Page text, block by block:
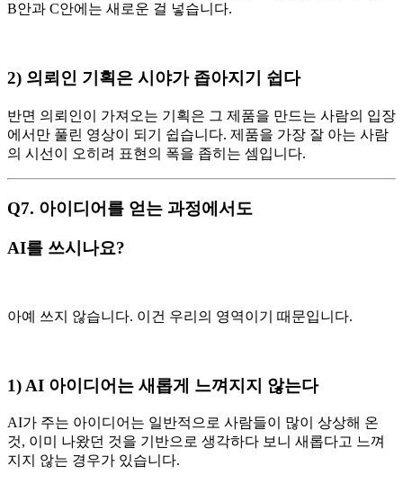
B안과 C안에는 새로운 걸 넣습니다.
2) 의뢰인 기획은 시야가 좁아지기 쉽다
반면 의뢰인이 가져오는 기획은 그 제품을 만드는 사람의 입장
에서만 풀린 영상이 되기 쉽습니다. 제품을 가장 잘 아는 사람
의 시선이 오히려 표현의 폭을 좁히는 셈입니다.
Q7. 아이디어를 얻는 과정에서도
AI를 쓰시나요?
아예 쓰지 않습니다. 이건 우리의 영역이기 때문입니다.
1) AI 아이디어는 새롭게 느껴지지 않는다
AI가 주는 아이디어는 일반적으로 사람들이 많이 상상해 온
것, 이미 나왔던 것을 기반으로 생각하다 보니 새롭다고 느껴
지지 않는 경우가 있습니다.